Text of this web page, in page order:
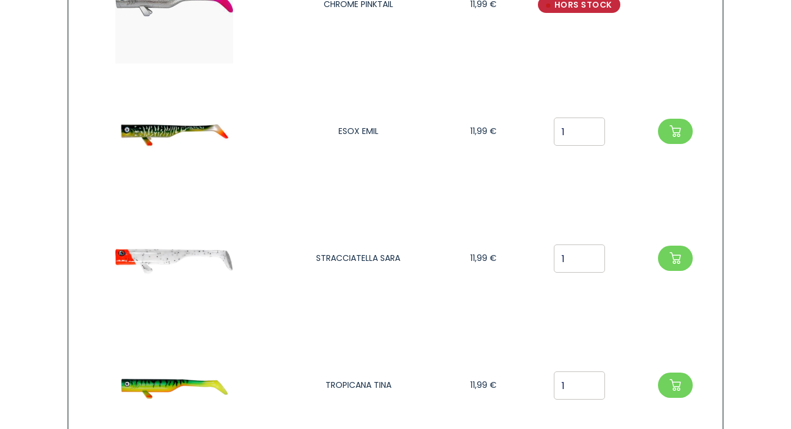
CHROME PINKTAIL 11,99 € HORS STOCK
ESOX EMIL 11,99 €
STRACCIATELLA SARA 11,99 €
TROPICANA TINA 11,99 €